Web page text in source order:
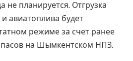
не планируется. Отгрузка
авиатоплива будет
режиме за счет ранее
на Шымкентском НПЗ.